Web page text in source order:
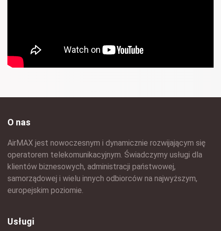
O nas
AirMAX jest nowoczesnym i dynamicznie rozwijającym się
operatorem telekomunikacyjnym. Świadczymy usługi dla
klientów biznesowych, administracji państwowej,
samorządowej i wielu innych odbiorców na najwyższym,
europejskim poziomie.
Usługi